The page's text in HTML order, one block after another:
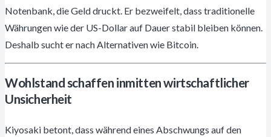
Notenbank, die Geld druckt. Er bezweifelt, dass traditionelle
Währungen wie der US-Dollar auf Dauer stabil bleiben können.
Deshalb sucht er nach Alternativen wie Bitcoin.
Wohlstand schaffen inmitten wirtschaftlicher
Unsicherheit
Kiyosaki betont, dass während eines Abschwungs auf den